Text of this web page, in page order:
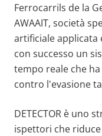
Ferrocarrils de la
AWAAIT, società
artificiale applicata
con successo un
tempo reale che
contro l'evasione
DETECTOR è uno
ispettori che